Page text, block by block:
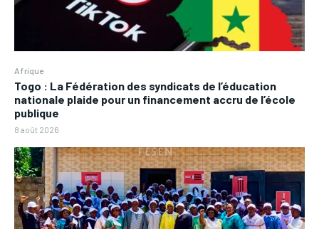
Afrique
Togo : La Fédération des syndicats de l’éducation
nationale plaide pour un financement accru de l’école
publique
8 août 2026